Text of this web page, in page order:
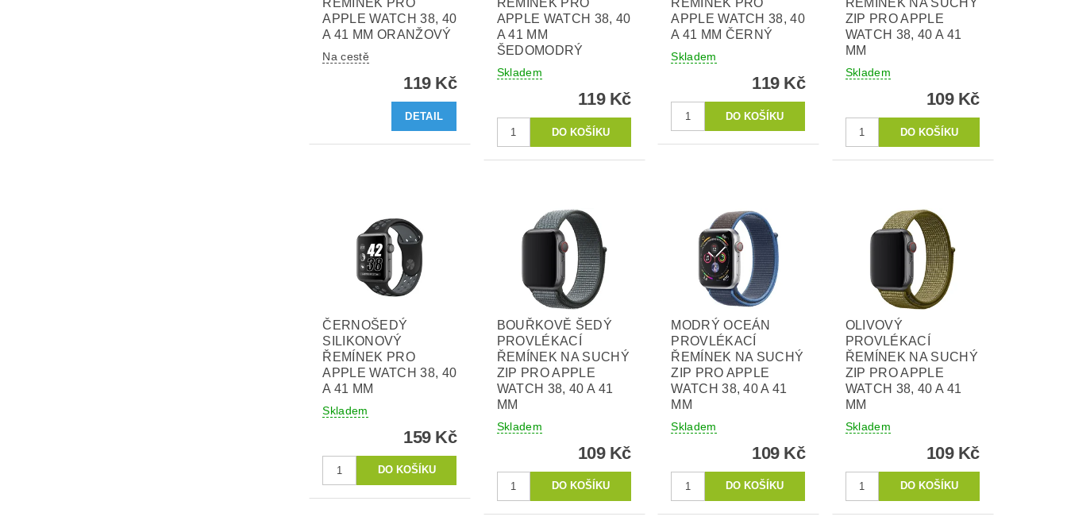
APPLE WATCH 38, 40
A 41 MM ORANŽOVÝ
Na cestě
119 Kč
DETAIL
APPLE WATCH 38, 40
A 41 MM
ŠEDOMODRÝ
Skladem
119 Kč
APPLE WATCH 38, 40
A 41 MM ČERNÝ
Skladem
119 Kč
ZIP PRO APPLE
WATCH 38, 40 A 41
MM
Skladem
109 Kč
ČERNOŠEDÝ
SILIKONOVÝ
ŘEMÍNEK PRO
APPLE WATCH 38, 40
A 41 MM
Skladem
159 Kč
BOUŘKOVĚ ŠEDÝ
PROVLÉKACÍ
ŘEMÍNEK NA SUCHÝ
ZIP PRO APPLE
WATCH 38, 40 A 41
MM
Skladem
109 Kč
MODRÝ OCEÁN
PROVLÉKACÍ
ŘEMÍNEK NA SUCHÝ
ZIP PRO APPLE
WATCH 38, 40 A 41
MM
Skladem
109 Kč
OLIVOVÝ
PROVLÉKACÍ
ŘEMÍNEK NA SUCHÝ
ZIP PRO APPLE
WATCH 38, 40 A 41
MM
Skladem
109 Kč